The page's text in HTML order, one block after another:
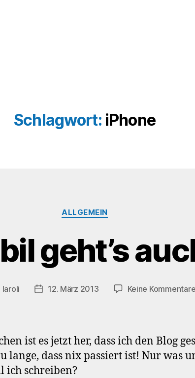
Schlagwort: iPhone
Kategorien
ALLGEMEIN
geht’s
laroli Veröffentlichungsdatum
12. März 2013 Keine
ist es jetzt her, dass ich den Blog
lange, dass nix passiert ist! Nur was
ich schreiben?